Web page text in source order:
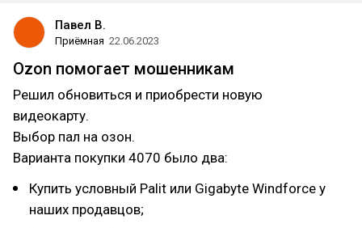
Павел В.
Приёмная 22.06.2023
Ozon помогает мошенникам
Решил обновиться и приобрести новую
видеокарту.
Выбор пал на озон.
Варианта покупки 4070 было два:
Купить условный Palit или Gigabyte Windforce у
наших продавцов;